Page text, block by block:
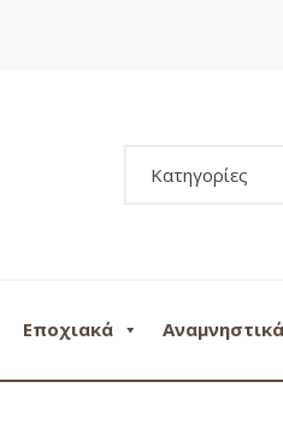
Κατηγορίες
Εποχιακά Αναμνηστικά